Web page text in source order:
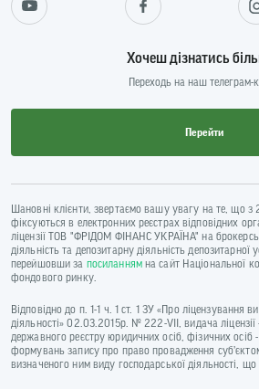
Хочеш дізнатись
Переходь на наш телеграм-
Перейти
Шановні клієнти, звертаємо вашу увагу на те, що з
фіксуються в електронних реєстрах відповідних
ліцензії ТОВ "ФРІДОМ ФІНАНС УКРАЇНА" на
діяльність та депозитарну діяльність депозитарної
перейшовши за посиланнямна сайт Національної
фондового ринку.
Відповідно до п. 1-1 ч. 1 ст. 1 ЗУ «Про ліцензування
діяльності» 02.03.2015р. № 222-VII, видача
державного реєстру юридичних осіб, фізичних осіб
формувань запису про право провадження
визначеного ним виду господарської діяльності, що